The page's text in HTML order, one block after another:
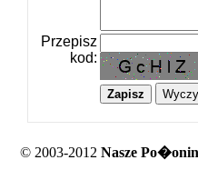
Przepisz
kod:
© 2003-2012 Nasze